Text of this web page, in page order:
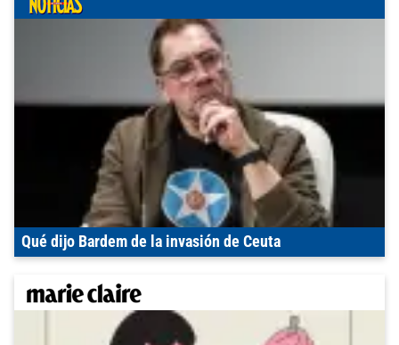
Qué dijo Bardem de la invasión de Ceuta